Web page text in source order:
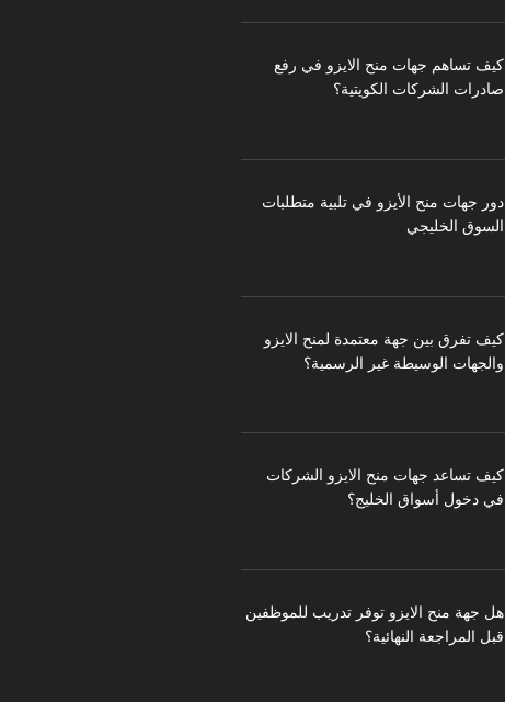
كيف تساهم جهات منح الايزو في رفع
صادرات الشركات الكويتية؟
دور جهات منح الأيزو في تلبية متطلبات
السوق الخليجي
كيف تفرق بين جهة معتمدة لمنح الايزو
والجهات الوسيطة غير الرسمية؟
كيف تساعد جهات منح الايزو الشركات
في دخول أسواق الخليج؟
هل جهة منح الايزو توفر تدريب للموظفين
قبل المراجعة النهائية؟